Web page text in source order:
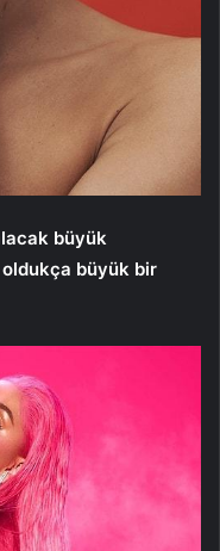
büyük
oldukça büyük bir